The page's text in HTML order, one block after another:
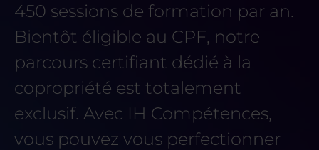
450 sessions de formation par an.
Bientôt éligible au CPF, notre
parcours certifiant dédié à la
copropriété est totalement
exclusif. Avec IH Compétences,
vous pouvez vous perfectionner